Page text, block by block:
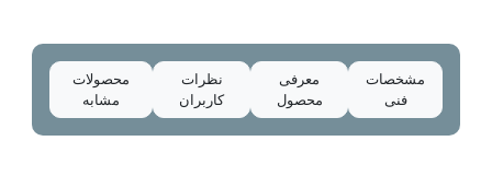
مشخصات
فنی
معرفی
محصول
نظرات
کاربران
محصولات
مشابه